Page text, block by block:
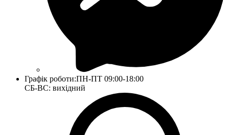
Графік роботи:ПН-ПТ 09:00-18:00
СБ-ВС: вихідний